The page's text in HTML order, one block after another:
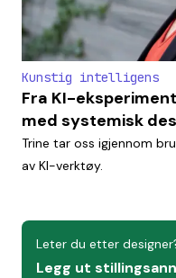
Kunstig intelligens
Fra KI-
med systemisk
Trine tar oss igjennom
av KI-verktøy.
Leter du etter
Legg ut